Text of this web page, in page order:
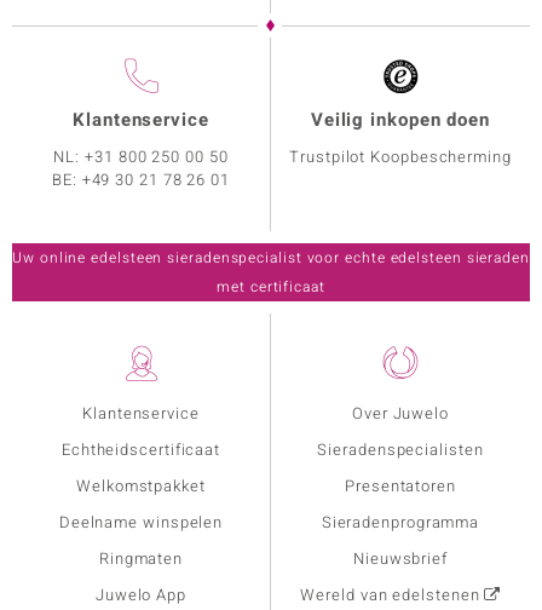
Klantenservice
Echtheidscertificaat
Welkomstpakket
Deelname winspelen
Ringmaten
Juwelo App
Over Juwelo
Sieradenspecialisten
Presentatoren
Sieradenprogramma
Nieuwsbrief
Wereld van edelstenen
Klantenservice
NL:+31 800 250 00 50
BE: +49 30 21 78 26 01
Veilig inkopen doen
Trustpilot Koopbescherming
Uw online edelsteen sieradenspecialist voor echte edelsteen sieraden
met certificaat